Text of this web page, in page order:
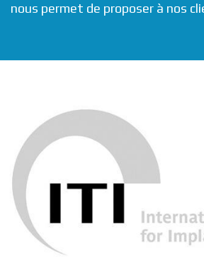
nous permet de proposer à nos